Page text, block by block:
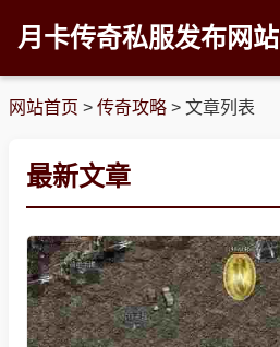
月卡传奇私服发布网站
网站首页 > 传奇攻略 > 文章列表
最新文章